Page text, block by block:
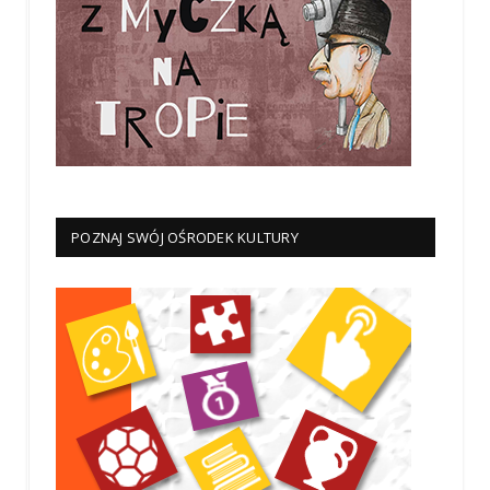
POZNAJ SWÓJ OŚRODEK KULTURY